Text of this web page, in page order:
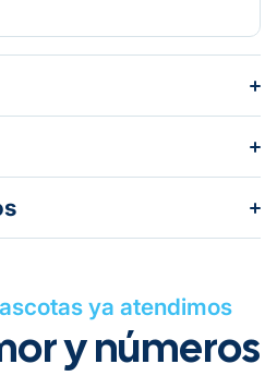
ya atendimos
y números